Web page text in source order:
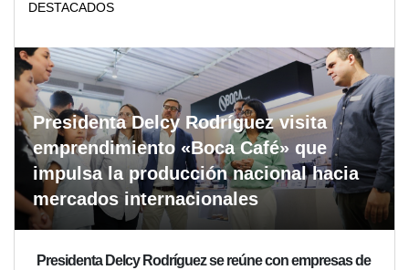
DESTACADOS
Presidenta Delcy Rodríguez visita
emprendimiento «Boca Café» que
impulsa la producción nacional hacia
mercados internacionales
Presidenta Delcy Rodríguez se reúne con empresas de